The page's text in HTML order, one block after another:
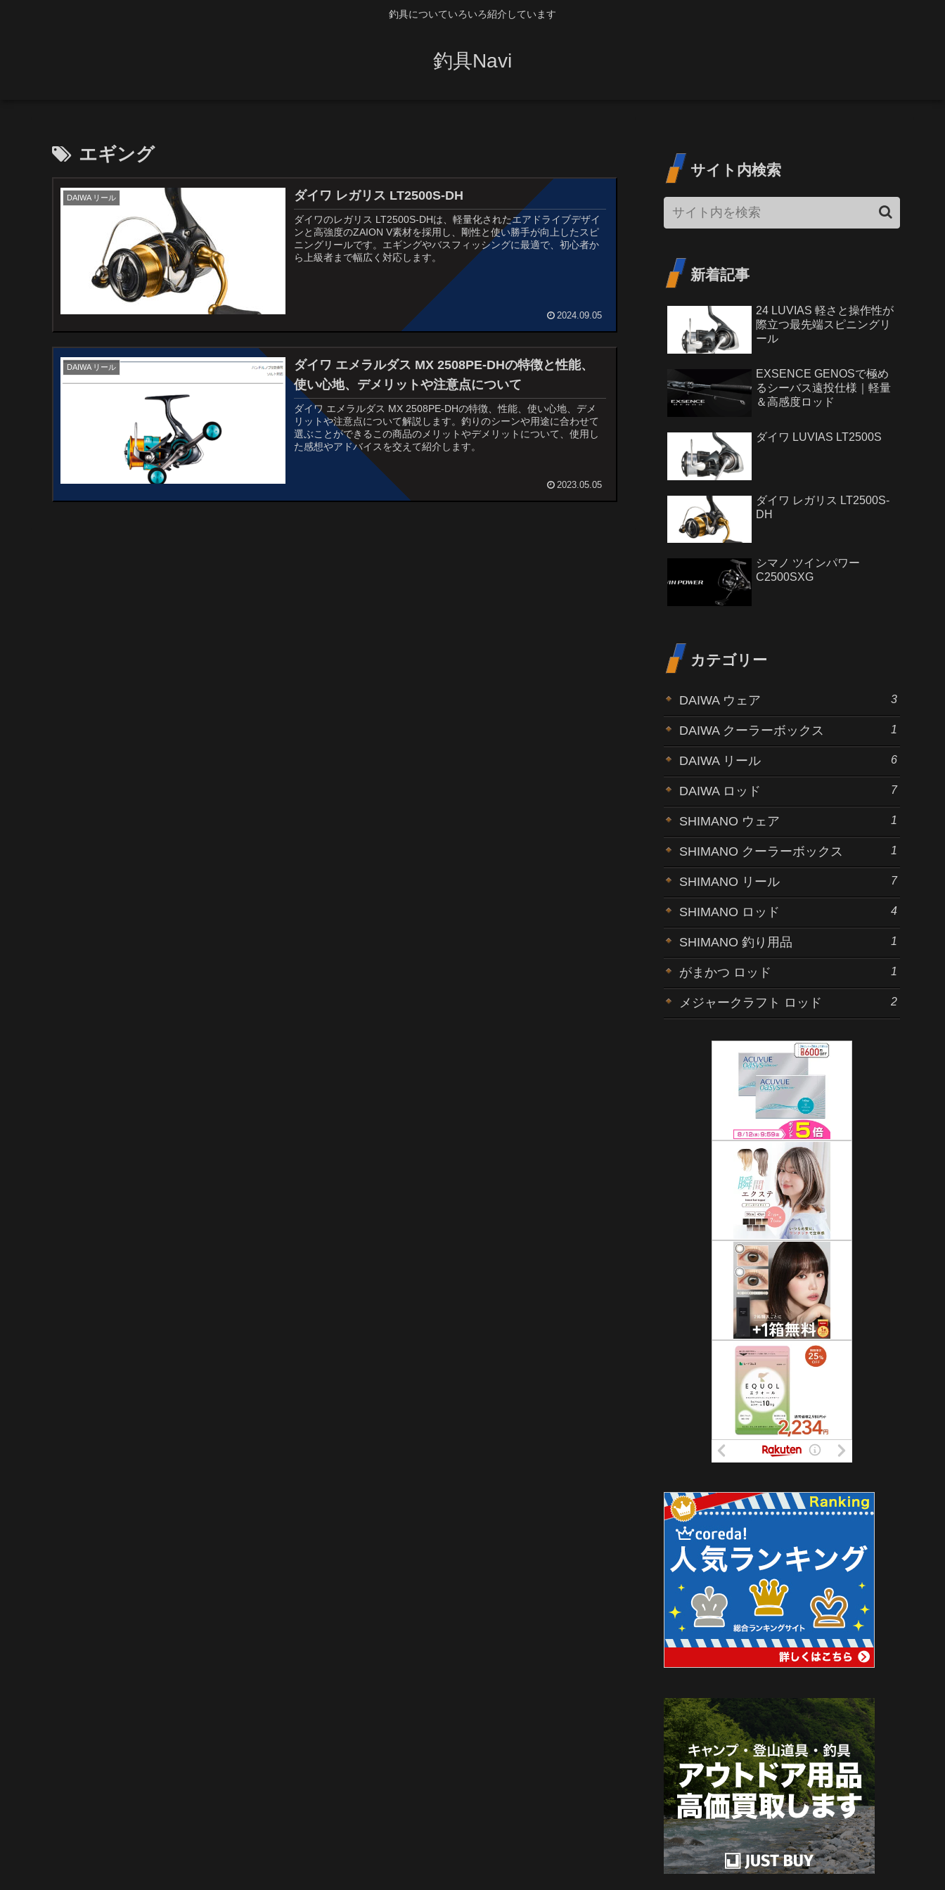
釣具についていろいろ紹介しています
釣具Navi
エギング
DAIWA リール ダイワ レガリス LT2500S-DH
ダイワのレガリス LT2500S-DHは、軽量化されたエアドライブデザイ
ンと高強度のZAION V素材を採用し、剛性と使い勝手が向上したスピ
ニングリールです。エギングやバスフィッシングに最適で、初心者か
ら上級者まで幅広く対応します。
2024.09.05
DAIWA リール
ダイワ エメラルダス MX 2508PE‐DHの特徴と性能、
使い心地、デメリットや注意点について
ダイワ エメラルダス MX 2508PE‐DHの特徴、性能、使い心地、デメ
リットや注意点について解説します。釣りのシーンや用途に合わせて
選ぶことができるこの商品のメリットやデメリットについて、使用し
た感想やアドバイスを交えて紹介します。
2023.05.05
サイト内検索
新着記事
24 LUVIAS 軽さと操作性が
際立つ最先端スピニングリ
ール
EXSENCE GENOSで極め
るシーバス遠投仕様｜軽量
＆高感度ロッド
ダイワ LUVIAS LT2500S
ダイワ レガリス LT2500S-
DH
シマノ ツインパワー
C2500SXG
カテゴリー
DAIWA ウェア 3
DAIWA クーラーボックス 1
DAIWA リール 6
DAIWA ロッド 7
SHIMANO ウェア 1
SHIMANO クーラーボックス 1
SHIMANO リール 7
SHIMANO ロッド 4
SHIMANO 釣り用品 1
がまかつ ロッド 1
メジャークラフト ロッド 2